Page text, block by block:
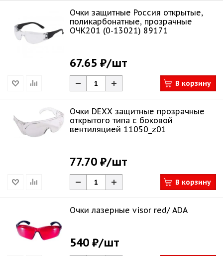
Очки защитные Россия открытые,
поликарбонатные, прозрачные
ОЧК201 (0-13021) 89171
67.65 ₽/шт
В корзину
Очки DEXX защитные прозрачные
открытого типа с боковой
вентиляцией 11050_z01
77.70 ₽/шт
В корзину
Очки лазерные visor red/ ADA
540 ₽/шт